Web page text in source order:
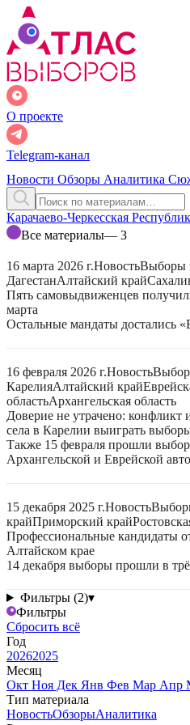
О проекте
Telegram-канал
Новости Обзоры Аналитика
Карачаево-Черкесская
Все материалы— 3
16 марта 2026 г.НовостьВыборы
ДагестанАлтайский край
Пять самовыдвиженцев
марта
Остальные мандаты достались
16 февраля 2026 г.Новость
КарелияАлтайский край
областьАрхангельская область
Доверие не утрачено: конфликт
села в Карелии выиграть
Также 15 февраля прошли
Архангельской и Еврейской
15 декабря 2025 г.Новость
крайПриморский край
Профессиональные кандидаты
Алтайском крае
14 декабря выборы прошли в
Фильтры (2)▾
Фильтры
Сбросить всё
Год
20262025
Месяц
Окт Ноя Дек Янв Фев Мар Апр
Тип материала
НовостьОбзорыАналитика